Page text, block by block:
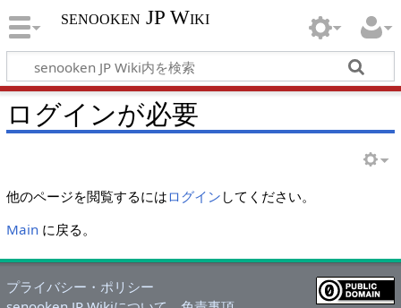
senooken JP Wiki
ログインが必要
他のページを閲覧するにはログイン してください。
Mainに戻る。
プライバシー・ポリシー